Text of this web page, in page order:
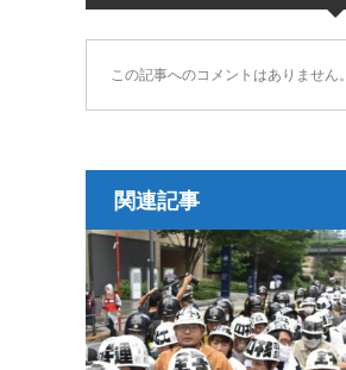
この記事へのコメントはありません。
関連記事